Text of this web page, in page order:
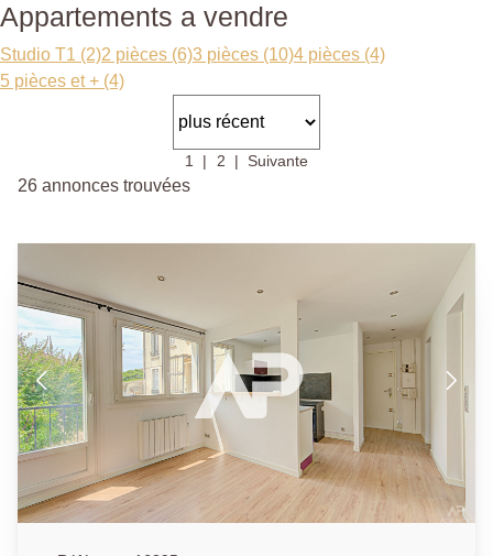
Appartements a vendre
Studio T1 (2)2 pièces (6)3 pièces (10)4 pièces (4)
5 pièces et + (4)
1 2 Suivante
26 annonces trouvées